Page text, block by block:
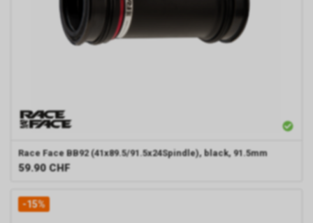
Race Face BB92 (41x89.5/91.5x24Spindle), black, 91.5mm
59.90 CHF
-15%